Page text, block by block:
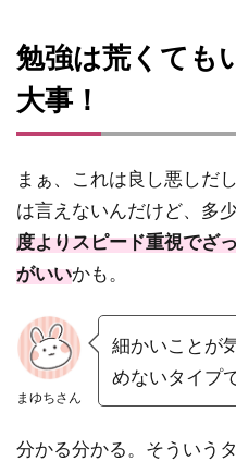
勉強は荒くても
大事！
まぁ、これは良し悪しだ
は言えないんだけど、多
度よりスピード重視でざ
がいいかも。
まゆちさん
細かいことが
めないタイプ
分かる分かる。そういう